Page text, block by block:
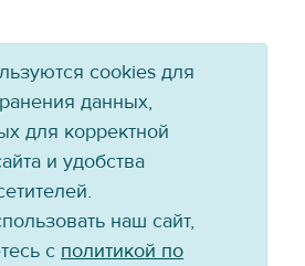
cookies для
данных,
для корректной
и удобства
наш сайт,
с политикой по